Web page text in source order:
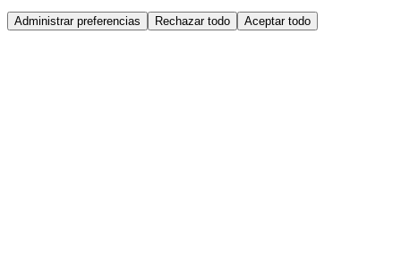
Administrar preferencias Rechazar todo Aceptar todo